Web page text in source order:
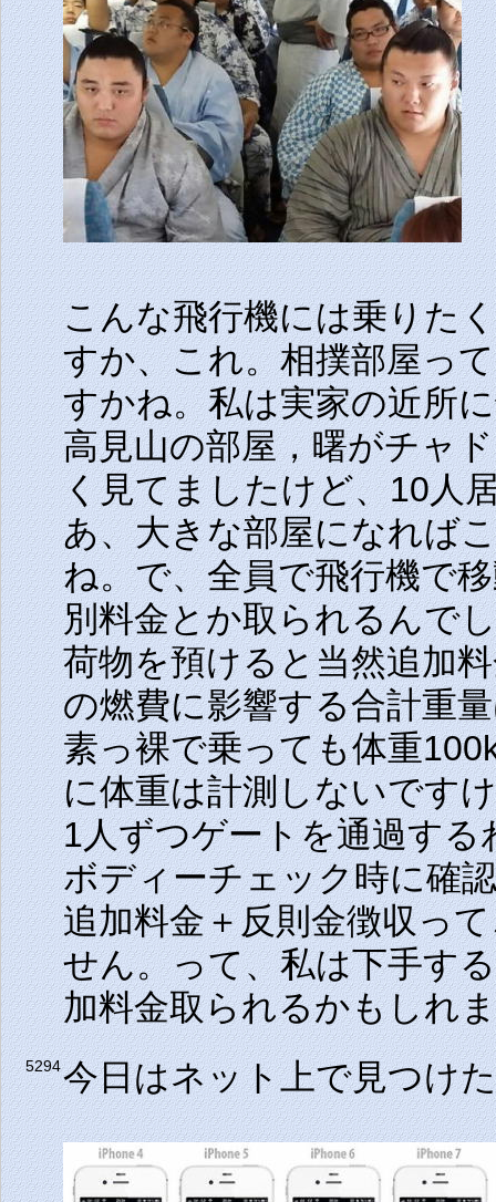
こんな飛行機には乗りた
すか、これ。相撲部屋っ
すかね。私は実家の近所
高見山の部屋，曙がチャ
く見てましたけど、10人
あ、大きな部屋になれば
ね。で、全員で飛行機で
別料金とか取られるんで
荷物を預けると当然追加
の燃費に影響する合計重
素っ裸で乗っても体重
に体重は計測しないです
1人ずつゲートを通過す
ボディーチェック時に確
追加料金＋反則金徴収っ
せん。って、私は下手す
加料金取られるかもしれ
5294今日はネット上で見つけ